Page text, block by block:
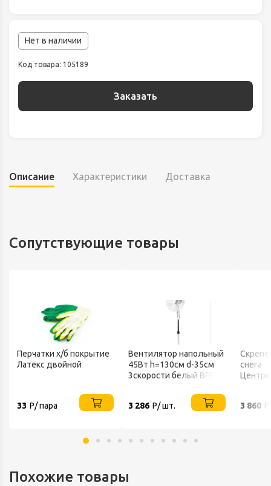
Нет в наличии
Код товара: 105189
Заказать
Описание Характеристики Доставка
Сопутствующие товары
Перчатки х/б покрытие
Латекс двойной
33 Р/ пара
Вентилятор напольный
45Вт h=130см d-35см
3скорости белый BFF-
3 286 Р/ шт.
снега
3 860
Похожие товары